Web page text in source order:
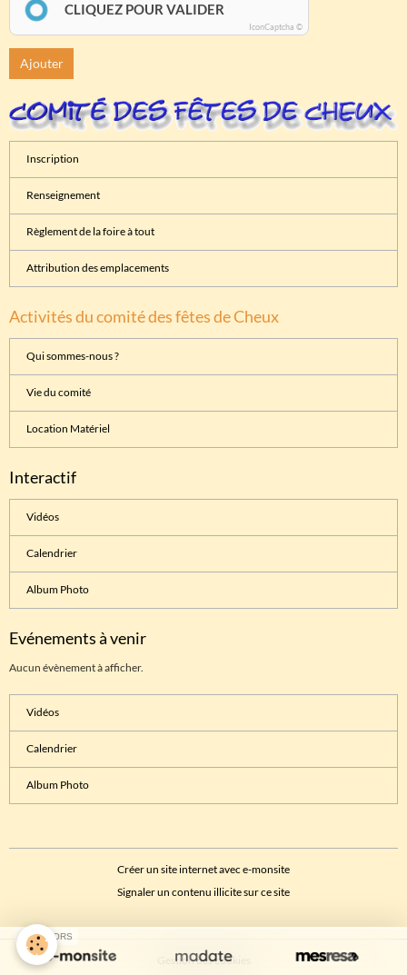
CLIQUEZ POUR VALIDER
IconCaptcha ©
Ajouter
Inscription
Renseignement
Règlement de la foire à tout
Attribution des emplacements
Activités du comité des fêtes de Cheux
Qui sommes-nous ?
Vie du comité
Location Matériel
Interactif
Vidéos
Calendrier
Album Photo
Evénements à venir
Aucun évènement à afficher.
Vidéos
Calendrier
Album Photo
Créer un site internet avec e-monsite
Signaler un contenu illicite sur ce site
Gestion des cookies
SPONSORS